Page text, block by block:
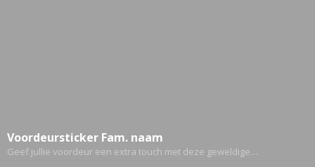
Voordeursticker Fam. naam
Geef jullie voordeur een extra touch met deze geweldige…